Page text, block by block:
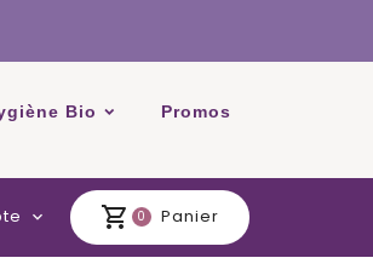
Bio Promos
shopping_cart 0 Panier
expand_more